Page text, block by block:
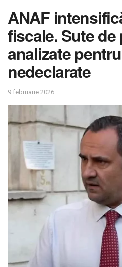
ANAF
fiscale. Sute de
analizate
nedeclarate
9 februarie 2026